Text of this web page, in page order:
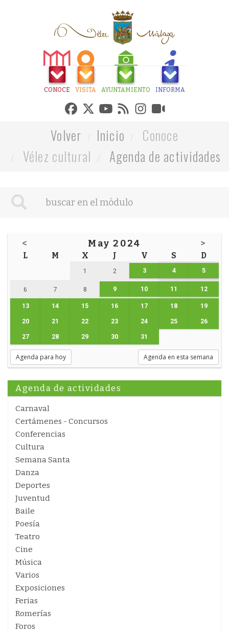
CONOCE VISITA AYUNTAMIENTO INFORMA
Volver Inicio
Conoce
Vélez cultural
Agenda de actividades
< May 2024 >
L M X J V S D
1 2 3 4 5
6 7 8 9 10 11 12
13 14 15 16 17 18 19
20 21 22 23 24 25 26
27 28 29 30 31
Agenda para hoy Agenda en esta semana
Agenda de actividades
Carnaval
Certámenes - Concursos
Conferencias
Cultura
Semana Santa
Danza
Deportes
Juventud
Baile
Poesía
Teatro
Cine
Música
Varios
Exposiciones
Ferias
Romerías
Foros